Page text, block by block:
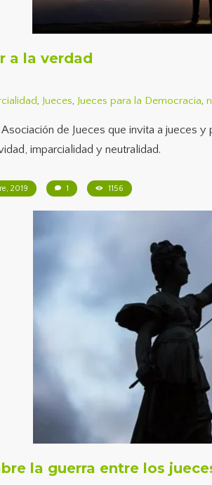
a la verdad
, Jueces, Jueces para la Democracia,
de Jueces que invita a jueces
imparcialidad y neutralidad.
2019 1 1156
la guerra entre los